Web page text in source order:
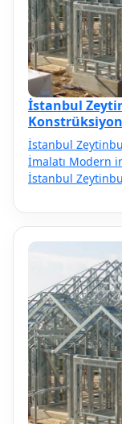
İstanbul
İstanbul
İmalatı Modern
İstanbul